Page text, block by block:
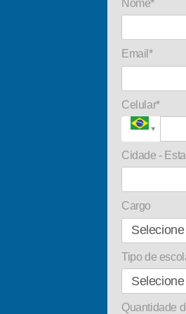
Nome*
Email*
Celular*
Cidade -
Cargo
Tipo de
Quantidade